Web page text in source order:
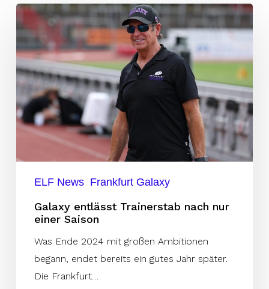
Galaxy
entlässt
Trainerstab
nach
nur
einer
Saison
ELF News Frankfurt Galaxy
Galaxy entlässt Trainerstab nach nur
einer Saison
Was Ende 2024 mit großen Ambitionen
begann, endet bereits ein gutes Jahr später.
Die Frankfurt…